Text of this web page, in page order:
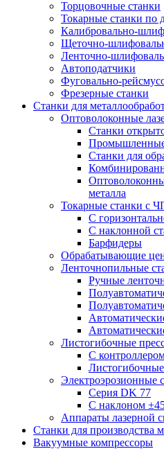
Торцовочные станки
Токарные станки по
Калибровально-
Щеточно-
Ленточно-
Автоподатчики
Фуговально-
Фрезерные станки
Станки для
Оптоволоконные
Станки
Промышленные
Станки для
металла
Токарные станки с
С
С наклонной
Барфидеры
Обрабатывающие
Ленточнопильные
Ручные
Листогибочные
С
Электроэрозионные
Серия DK 77
С наклоном
Аппараты лазерной
Станки для производства
Вакуумные компрессоры